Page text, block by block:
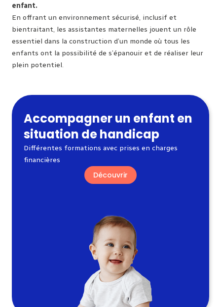
enfant.
En offrant un environnement sécurisé, inclusif et
bientraitant, les assistantes maternelles jouent un rôle
essentiel dans la construction d’un monde où tous les
enfants ont la possibilité de s’épanouir et de réaliser leur
plein potentiel.
Accompagner un enfant en
situation de handicap
Différentes formations avec prises en charges
financières
Découvrir